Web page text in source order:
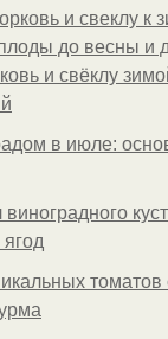
и свеклу
до весны и
и свёклу
в июле: